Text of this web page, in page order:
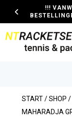
!!!
START/SHOP /
MAHARADJA